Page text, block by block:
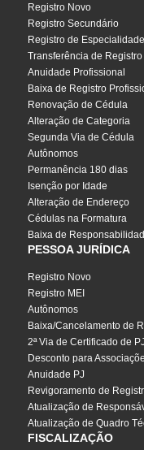
Registro Novo
Registro Secundário
Registro de Especialidade
Transferência de Registro
Anuidade Profissional
Baixa de Registro
Renovação de Cédula
Alteração de Categoria
Segunda Via de Cédula
Autônomos
Permanência 180 dias
Isenção por Idade
Alteração de Endereço
Cédulas na Formatura
Baixa de
PESSOA JURÍDICA
Registro Novo
Registro MEI
Autônomos
Baixa/Cancelamento de
2ª Via de Certificado de PJ
Desconto para
Anuidade PJ
Revigoramento de
Atualização de
Atualização de Quadro
FISCALIZAÇÃO